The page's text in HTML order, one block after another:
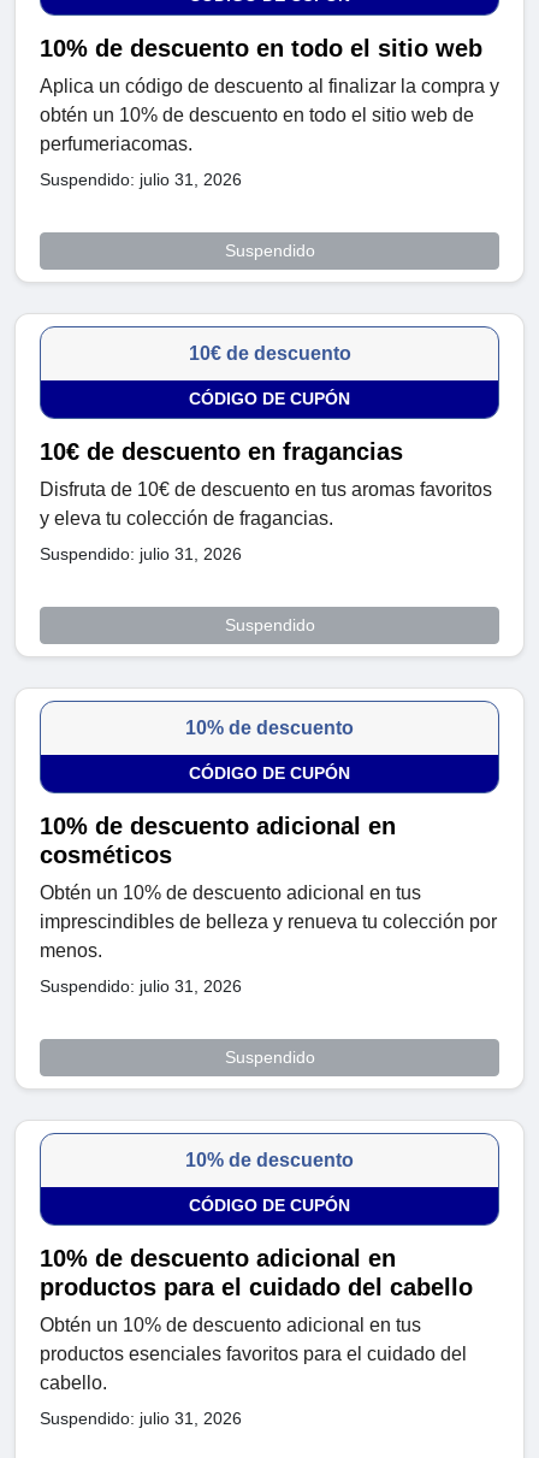
10% de descuento en todo el sitio web
Aplica un código de descuento al finalizar la compra y
obtén un 10% de descuento en todo el sitio web de
perfumeriacomas.
Suspendido: julio 31, 2026
Suspendido
10€ de descuento
CÓDIGO DE CUPÓN
10€ de descuento en fragancias
Disfruta de 10€ de descuento en tus aromas favoritos
y eleva tu colección de fragancias.
Suspendido: julio 31, 2026
Suspendido
10% de descuento
CÓDIGO DE CUPÓN
10% de descuento adicional en
cosméticos
Obtén un 10% de descuento adicional en tus
imprescindibles de belleza y renueva tu colección por
menos.
Suspendido: julio 31, 2026
Suspendido
10% de descuento
CÓDIGO DE CUPÓN
10% de descuento adicional en
productos para el cuidado del cabello
Obtén un 10% de descuento adicional en tus
productos esenciales favoritos para el cuidado del
cabello.
Suspendido: julio 31, 2026